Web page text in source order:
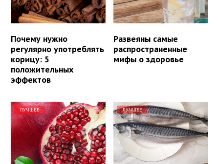
Почему нужно
регулярно употреблять
корицу: 5
положительных
эффектов
Развеяны самые
распространенные
мифы о здоровье
ЛУЧШЕЕ ЛУЧШЕЕ